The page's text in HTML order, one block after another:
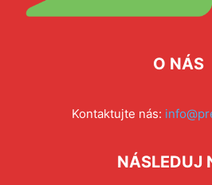
O NÁS
Kontaktujte nás:
NÁSLEDUJ